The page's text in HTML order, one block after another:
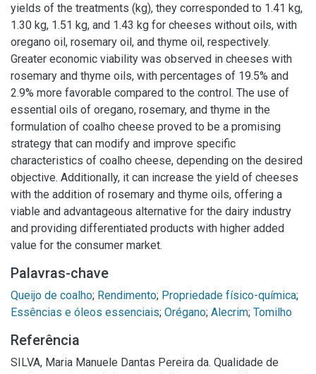
yields of the treatments (kg), they corresponded to 1.41 kg,
1.30 kg, 1.51 kg, and 1.43 kg for cheeses without oils, with
oregano oil, rosemary oil, and thyme oil, respectively.
Greater economic viability was observed in cheeses with
rosemary and thyme oils, with percentages of 19.5% and
2.9% more favorable compared to the control. The use of
essential oils of oregano, rosemary, and thyme in the
formulation of coalho cheese proved to be a promising
strategy that can modify and improve specific
characteristics of coalho cheese, depending on the desired
objective. Additionally, it can increase the yield of cheeses
with the addition of rosemary and thyme oils, offering a
viable and advantageous alternative for the dairy industry
and providing differentiated products with higher added
value for the consumer market.
Palavras-chave
Queijo de coalho; Rendimento; Propriedade físico-química;
Essências e óleos essenciais; Orégano; Alecrim; Tomilho
Referência
SILVA, Maria Manuele Dantas Pereira da. Qualidade de